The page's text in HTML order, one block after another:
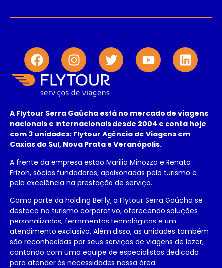
A Flytour Serra Gaúcha está no mercado de viagens
nacionais e internacionais desde 2004 e conta hoje
com 3 unidades: Flytour Agência de Viagens em
Caxias do Sul, Nova Prata e Veranópolis.
A frente da empresa estão Marilia Minozzo e Renata
Frizon, sócias fundadoras, apaixonadas pelo turismo e
pela excelência na prestação de serviço.
Como parte da holding BeFly, a Flytour Serra Gaúcha se
destaca no turismo corporativo, oferecendo soluções
personalizadas, ferramentas tecnológicas e um
atendimento exclusivo. Além disso, as unidades também
são reconhecidas por seus serviços de viagens de lazer,
contando com uma equipe de especialistas dedicada
para atender às necessidades nessa área.